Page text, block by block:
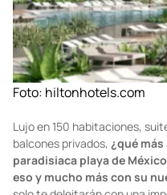
Foto:hiltonhotels.com